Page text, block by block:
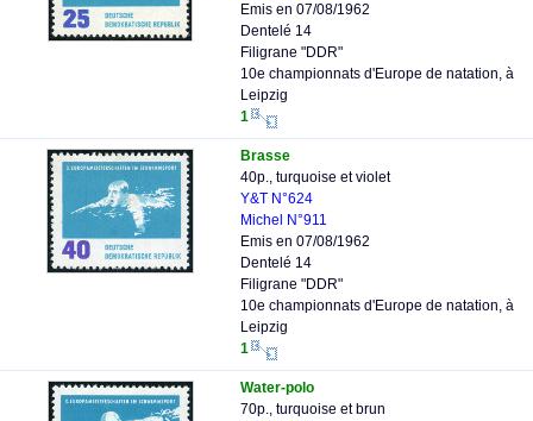
Emis en 07/08/1962
Dentelé 14
Filigrane "DDR"
10e championnats d'Europe de natation, à
Leipzig
1
Brasse
40p., turquoise et violet
Y&T N°624
Michel N°911
Emis en 07/08/1962
Dentelé 14
Filigrane "DDR"
10e championnats d'Europe de natation, à
Leipzig
1
Water-polo
70p., turquoise et brun